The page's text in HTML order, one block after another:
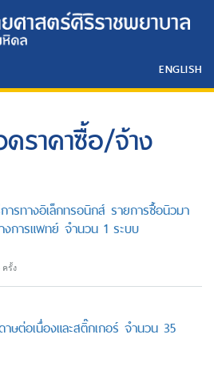
ENGLISH
ราคาซื้อ/จ้าง
ารทางอิเล็กทรอนิกส์ รายการซื้อนิวมา
การแพทย์ จำนวน 1 ระบบ
ครั้ง
ษต่อเนื่องและสติ๊กเกอร์ จำนวน 35